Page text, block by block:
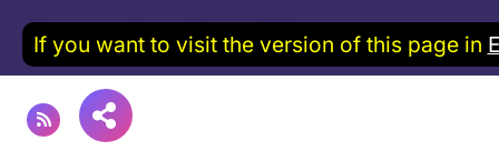
If you want to visit the version of this page in